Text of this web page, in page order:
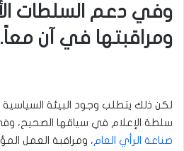
وفي دعم السلطات
ومراقبتها في آن معاً.
لكن ذلك يتطلب وجود البيئة السياسية
سلطة الإعلام في سياقها الصحيح،
صناعة الرأي العام ، ومراقبة العمل